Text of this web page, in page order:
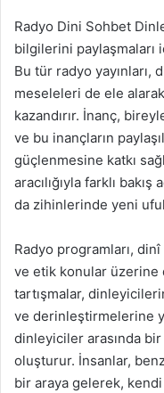
Radyo Dini Sohbet
bilgilerini paylaşmaları
Bu tür radyo yayınları,
meseleleri de ele
kazandırır. İnanç,
ve bu inançların
güçlenmesine katkı
aracılığıyla farklı bakış
da zihinlerinde yeni
Radyo programları,
ve etik konular üzerine
tartışmalar,
ve derinleştirmelerine
dinleyiciler arasında bir
oluşturur. İnsanlar,
bir araya gelerek,